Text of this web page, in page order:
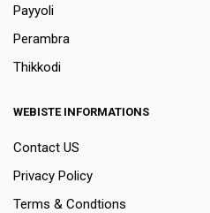
Payyoli
Perambra
Thikkodi
WEBISTE INFORMATIONS
Contact US
Privacy Policy
Terms & Condtions